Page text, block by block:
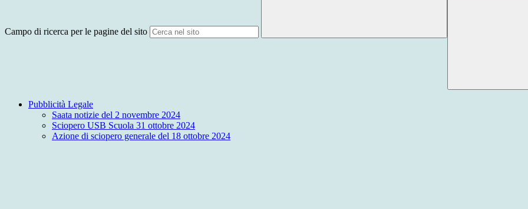
Campo di ricerca per le pagine del sito
Pubblicità Legale
Saata notizie del 2 novembre 2024
Sciopero USB Scuola 31 ottobre 2024
Azione di sciopero generale del 18 ottobre 2024